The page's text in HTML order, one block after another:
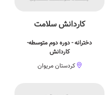
کاردانش سلامت
دخترانه - دوره دوم متوسطه-
کاردانش
کردستان مریوان